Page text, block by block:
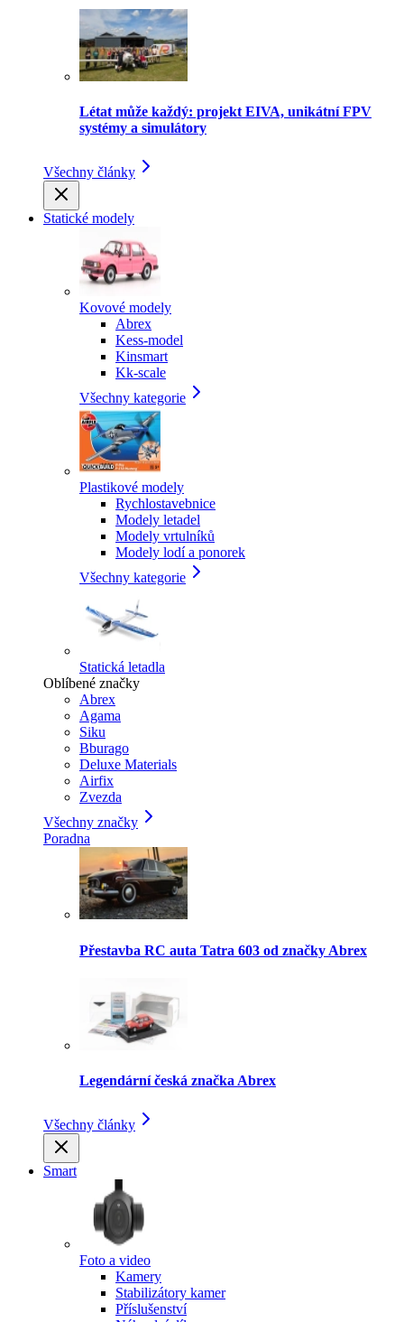
Létat může každý: projekt EIVA, unikátní FPV
systémy a simulátory
Všechny články
Statické modely
Kovové modely
Abrex
Kess-model
Kinsmart
Kk-scale
Všechny kategorie
Plastikové modely
Rychlostavebnice
Modely letadel
Modely vrtulníků
Modely lodí a ponorek
Všechny kategorie
Statická letadla
Oblíbené značky
Abrex
Agama
Siku
Bburago
Deluxe Materials
Airfix
Zvezda
Všechny značky
Poradna
Přestavba RC auta Tatra 603 od značky Abrex
Legendární česká značka Abrex
Všechny články
Smart
Foto a video
Kamery
Stabilizátory kamer
Příslušenství